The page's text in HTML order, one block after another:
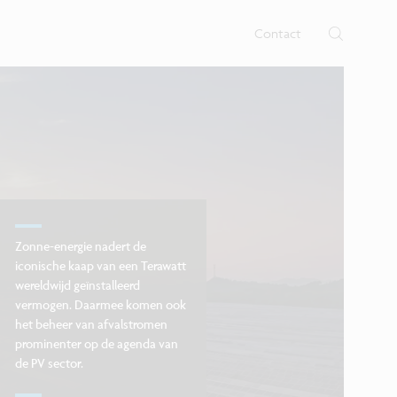
Contact
Zonne-energie nadert de
iconische kaap van een Terawatt
wereldwijd geïnstalleerd
vermogen. Daarmee komen ook
het beheer van afvalstromen
prominenter op de agenda van
de PV sector.